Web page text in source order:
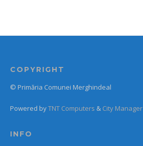
COPYRIGHT
© Primăria Comunei Merghindeal
Powered byTNT Computers & City Manager
INFO